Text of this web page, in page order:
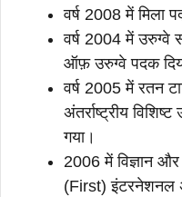
वर्ष 2008 में मिला
वर्ष 2004 में उरुग्वे
ऑफ़ उरुग्वे पदक
वर्ष 2005 में रतन
अंतर्राष्ट्रीय
गया।
2006 में विज्ञान और
(First) इंटरनेशनल